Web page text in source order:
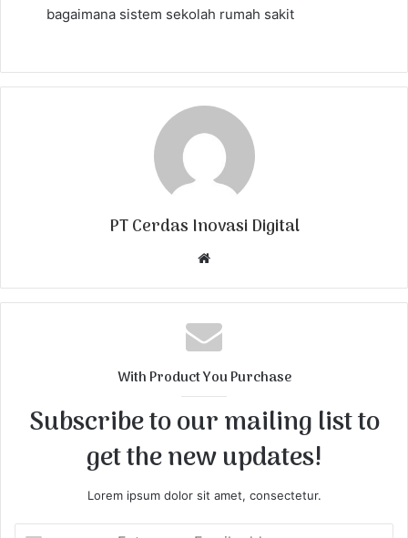
bagaimana sistem sekolah rumah sakit
PT Cerdas Inovasi Digital
b
s
i
With Product You Purchase
Subscribe to our mailing list to
get the new updates!
Lorem ipsum dolor sit amet, consectetur.